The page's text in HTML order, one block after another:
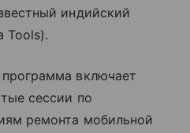
индийский
Tools).
включает
сессии по
ремонта мобильной